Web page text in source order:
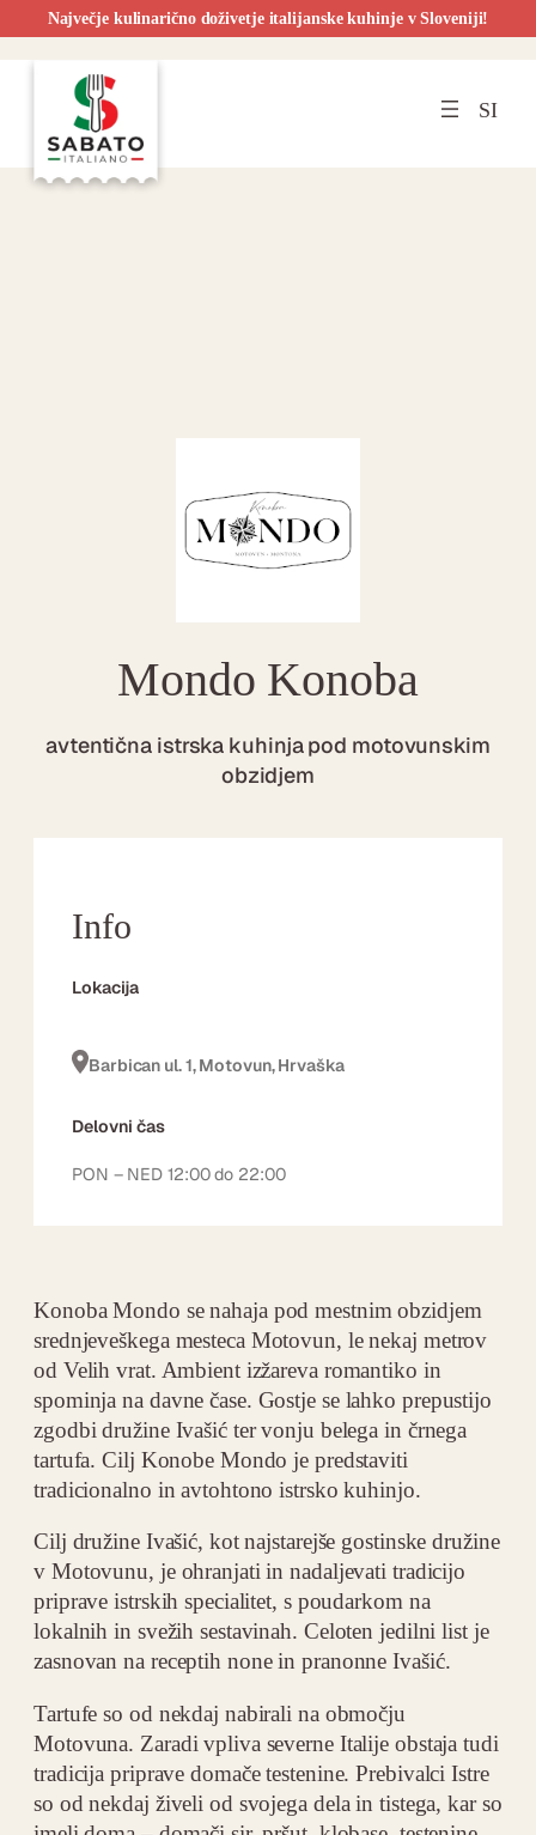
Preskoči
vsebino
Največje kulinarično doživetje italijanske kuhinje v Sloveniji!
SI
Mondo Konoba
avtentična istrska kuhinja pod motovunskim
obzidjem
Info
Lokacija
Barbican ul. 1, Motovun, Hrvaška
Delovni čas
PON – NED 12:00 do 22:00
Konoba Mondo se nahaja pod mestnim obzidjem
srednjeveškega mesteca Motovun, le nekaj metrov
od Velih vrat. Ambient izžareva romantiko in
spominja na davne čase. Gostje se lahko prepustijo
zgodbi družine Ivašić ter vonju belega in črnega
tartufa. Cilj Konobe Mondo je predstaviti
tradicionalno in avtohtono istrsko kuhinjo.
Cilj družine Ivašić, kot najstarejše gostinske družine
v Motovunu, je ohranjati in nadaljevati tradicijo
priprave istrskih specialitet, s poudarkom na
lokalnih in svežih sestavinah. Celoten jedilni list je
zasnovan na receptih none in pranonne Ivašić.
Tartufe so od nekdaj nabirali na območju
Motovuna. Zaradi vpliva severne Italije obstaja tudi
tradicija priprave domače testenine. Prebivalci Istre
so od nekdaj živeli od svojega dela in tistega, kar so